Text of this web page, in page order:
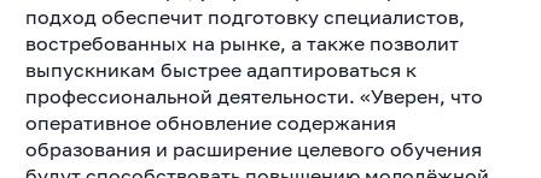
подход обеспечит подготовку специалистов,
востребованных на рынке, а также позволит
выпускникам быстрее адаптироваться к
профессиональной деятельности. «Уверен, что
оперативное обновление содержания
образования и расширение целевого обучения